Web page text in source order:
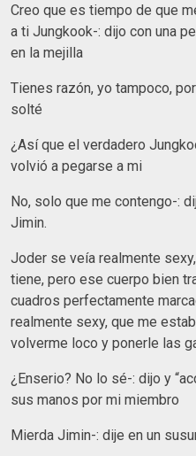
Creo que es tiempo de que
a ti Jungkook-: dijo con una
en la mejilla
Tienes razón, yo tampoco,
solté
¿Así que el verdadero
volvió a pegarse a mi
No, solo que me contengo-:
Jimin.
Joder se veía realmente
tiene, pero ese cuerpo bien
cuadros perfectamente
realmente sexy, que me
volverme loco y ponerle las
¿Enserio? No lo sé-: dijo y
sus manos por mi miembro
Mierda Jimin-: dije en un